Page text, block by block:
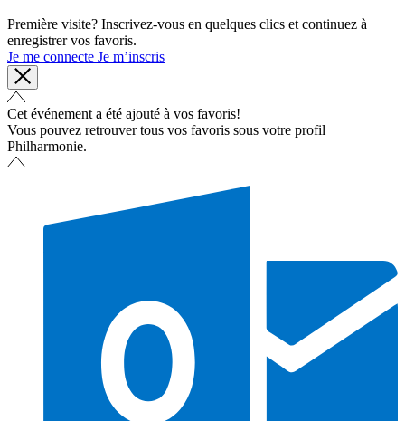
Première visite? Inscrivez-vous en quelques clics et continuez à
enregistrer vos favoris.
Je me connecte Je m’inscris
Cet événement a été ajouté à vos favoris!
Vous pouvez retrouver tous vos favoris sous votre profil
Philharmonie.